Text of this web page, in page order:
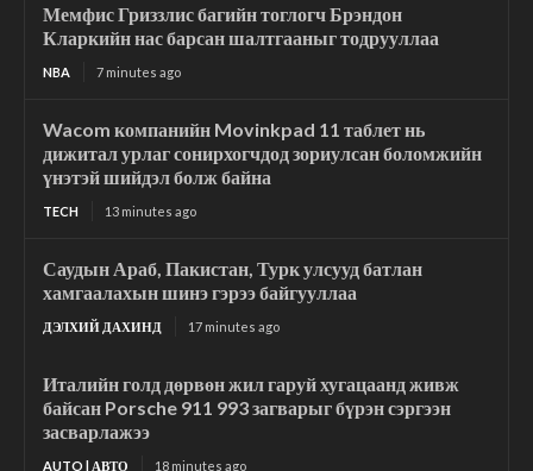
Мемфис Гриззлис багийн тоглогч Брэндон
Кларкийн нас барсан шалтгааныг тодрууллаа
NBA 7 minutes ago
Wacom компанийн Movinkpad 11 таблет нь
дижитал урлаг сонирхогчдод зориулсан боломжийн
үнэтэй шийдэл болж байна
TECH 13 minutes ago
Саудын Араб, Пакистан, Турк улсууд батлан
хамгаалахын шинэ гэрээ байгууллаа
ДЭЛХИЙ ДАХИНД 17 minutes ago
Италийн голд дөрвөн жил гаруй хугацаанд живж
байсан Porsche 911 993 загварыг бүрэн сэргээн
засварлажээ
AUTO | АВТО 18 minutes ago